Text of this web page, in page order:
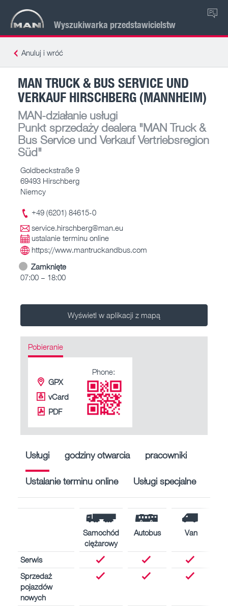
Wyszukiwarka przedstawicielstw
PL
Anuluj i wróć
MAN TRUCK & BUS SERVICE UND
VERKAUF HIRSCHBERG (MANNHEIM)
MAN-działanie usługi
Punkt sprzedaży dealera"MAN Truck &
Bus Service und Verkauf Vertriebsregion
Süd"
Goldbeckstraße 9
69493 Hirschberg
Niemcy
+49 (6201) 84615-0
service.hirschberg@man.eu
ustalanie terminu online
https://www.mantruckandbus.com
Zamknięte
07:00 – 18:00
Wyświetl w aplikacji z mapą
Pobieranie
GPX
vCard
PDF
Phone:
Usługi godziny otwarcia pracowniki
Ustalanie terminu online Usługi specjalne
Samochód
ciężarowy
Autobus Van
Serwis
Sprzedaż
pojazdów
nowych